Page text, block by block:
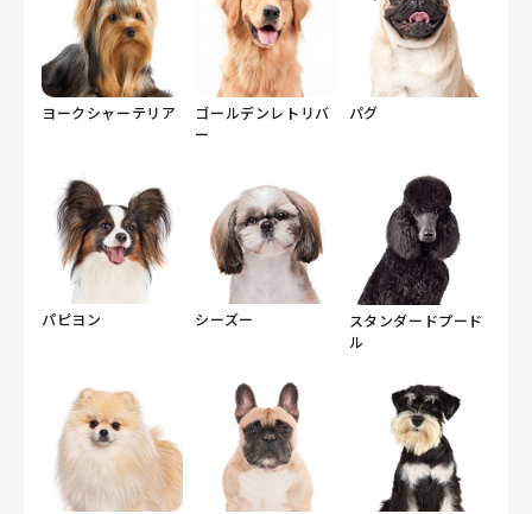
ヨークシャーテリア
ゴールデンレトリバ
ー
パグ
パピヨン シーズー
スタンダードプード
ル